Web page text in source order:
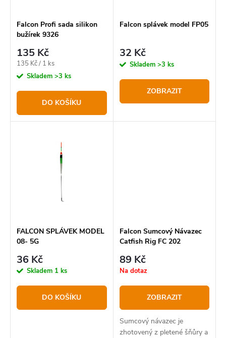
o
d
u
k
t
ů
r
o
d
u
k
t
Falcon Profi sada silikon
bužírek 9326
135 Kč
Měrná
cena:
135 Kč / 1 ks
Skladem >3 ks
DO KOŠÍKU
Falcon splávek model FP05
32 Kč
Skladem >3 ks
ZOBRAZIT
FALCON SPLÁVEK MODEL
08- 5G
36 Kč
Skladem 1 ks
DO KOŠÍKU
Falcon Sumcový Návazec
Catfish Rig FC 202
89 Kč
Na dotaz
ZOBRAZIT
Sumcový návazec je
zhotovený z pletené šňůry a